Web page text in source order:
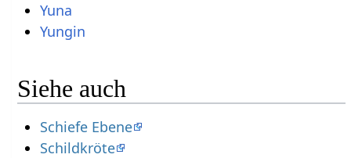
Yuna
Yungin
Siehe auch
Schiefe Ebene
Schildkröte